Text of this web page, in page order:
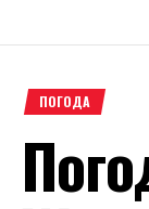
ПОГОДА